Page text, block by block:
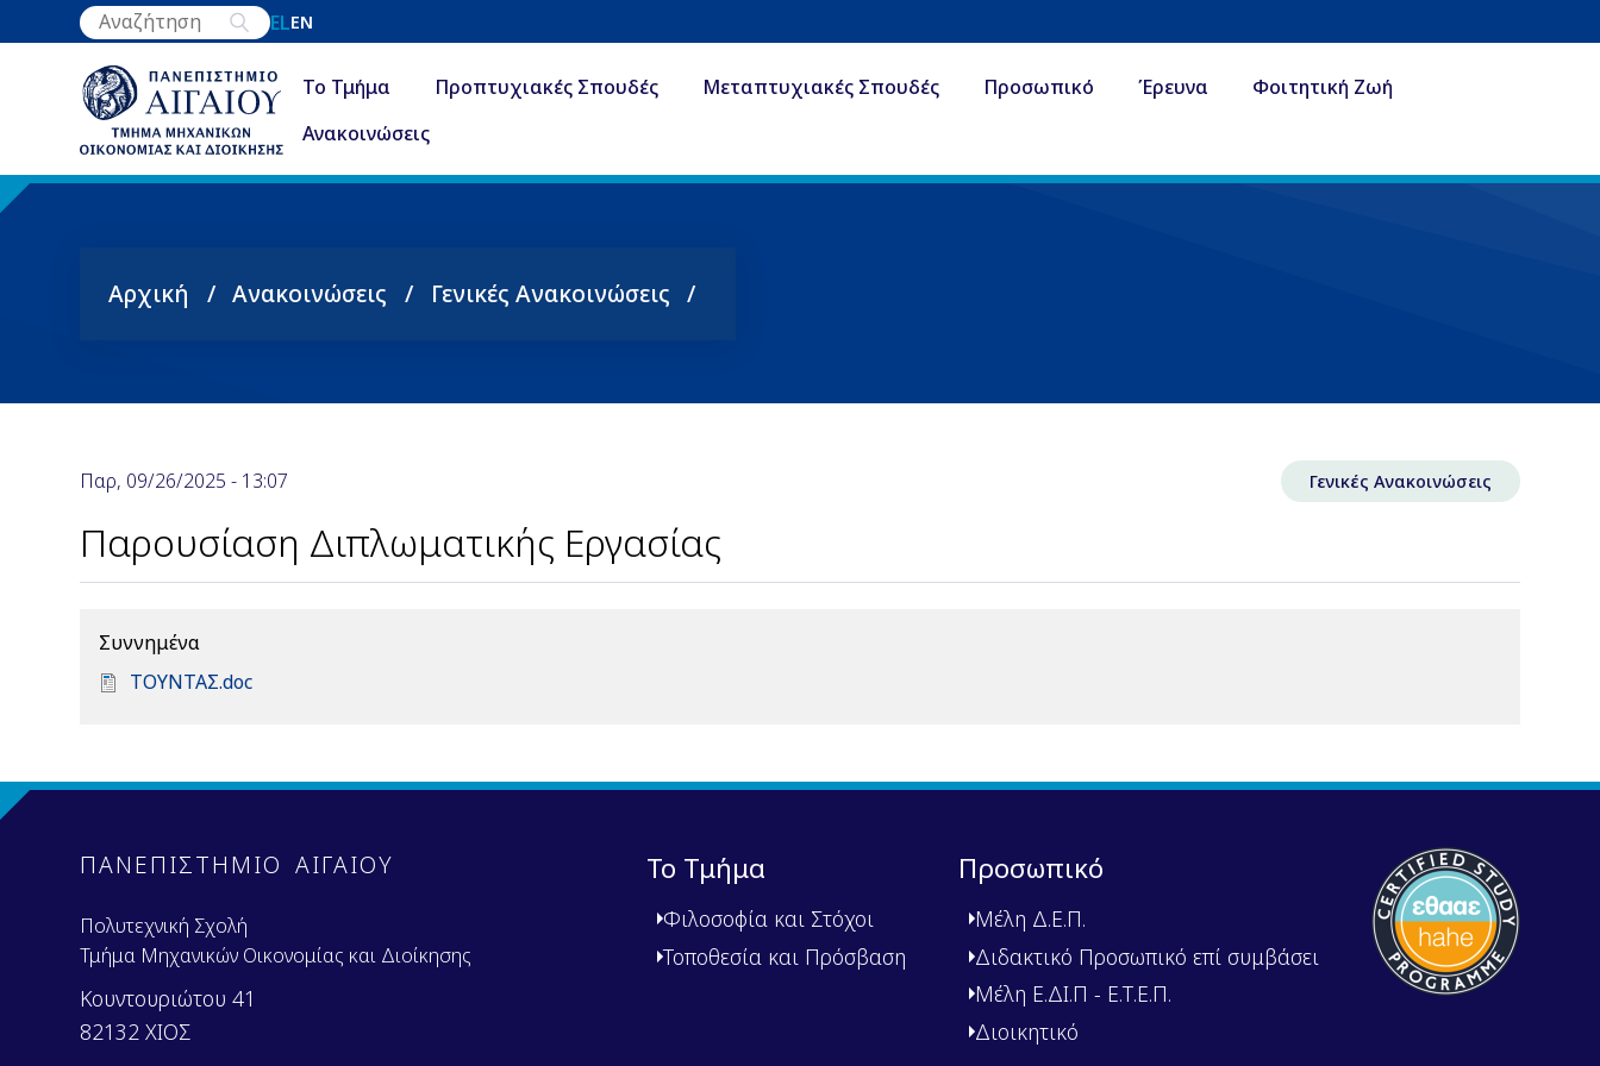
Παράκαμψη
προς
περιεχόμενο
ELEN
Το Τμήμα Προπτυχιακές Σπουδές Μεταπτυχιακές Σπουδές Προσωπικό Έρευνα
Φοιτητική Ζωή
Ανακοινώσεις
Breadcrumb
Αρχική Ανακοινώσεις Γενικές Ανακοινώσεις
Παρ, 09/26/2025 - 13:07 Γενικές Ανακοινώσεις
Παρουσίαση Διπλωματικής Εργασίας
Συννημένα
D
n
ΤΟΥΝΤΑΣ.doc
ΠΑΝΕΠΙΣΤΗΜΙΟ ΑΙΓΑΙΟΥ
Πολυτεχνική Σχολή
Τμήμα Μηχανικών Οικονομίας και Διοίκησης
Κουντουριώτου 41
82132 ΧΙΟΣ
Το Τμήμα
Φιλοσοφία και Στόχοι
Τοποθεσία και Πρόσβαση
Προσωπικό
Μέλη Δ.Ε.Π.
Διδακτικό Προσωπικό επί συμβάσει
Μέλη Ε.ΔΙ.Π - Ε.Τ.Ε.Π.
Διοικητικό